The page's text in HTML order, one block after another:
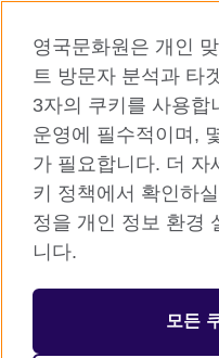
사이트맵
© 2026 British Council
The United Kingdom’s
relations and educational
209131 (England and
서울시 중구 서소문로 11길
주한영국문화원 (우) 04516
영국문화원은 개인
트 방문자 분석과 타
3자의 쿠키를 사용합
운영에 필수적이며,
가 필요합니다. 더 자
키 정책에서 확인하
정을 개인 정보 환경
니다.
모든